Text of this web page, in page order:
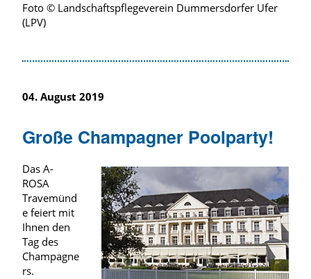
Foto © Landschaftspflegeverein Dummersdorfer Ufer
(LPV)
04. August 2019
Große Champagner Poolparty!
Das A-
ROSA
Travemünd
e feiert mit
Ihnen den
Tag des
Champagne
rs.